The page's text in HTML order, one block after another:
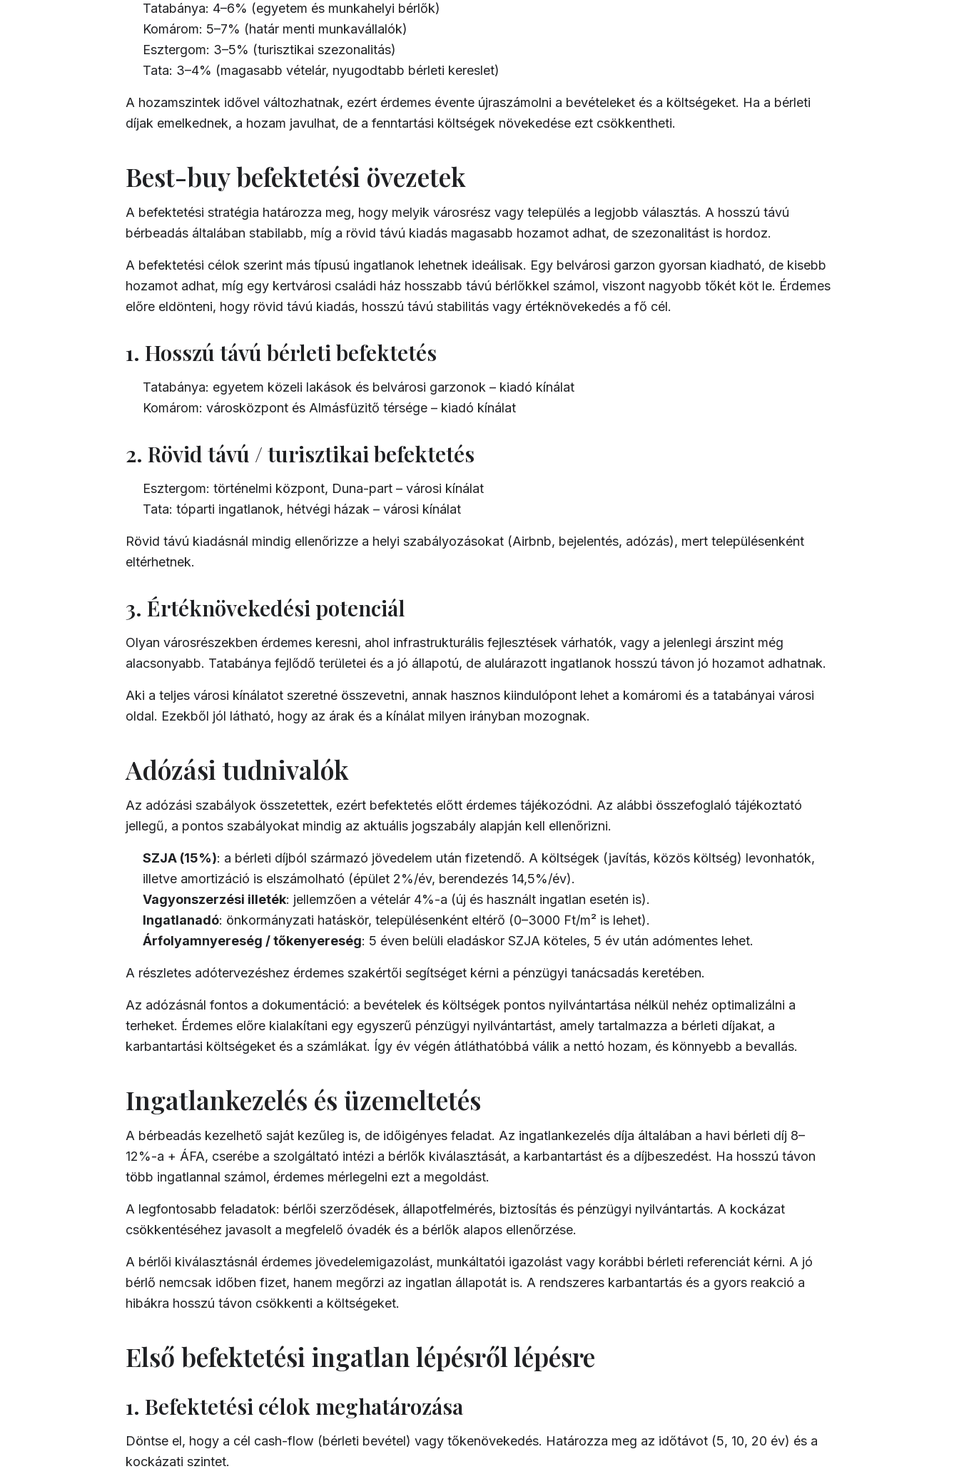
Tatabánya: 4–6% (egyetem és munkahelyi bérlők)
Komárom: 5–7% (határ menti munkavállalók)
Esztergom: 3–5% (turisztikai szezonalitás)
Tata: 3–4% (magasabb vételár, nyugodtabb bérleti kereslet)
A hozamszintek idővel változhatnak, ezért érdemes évente újraszámolni a bevételeket és a költségeket. Ha a bérleti
díjak emelkednek, a hozam javulhat, de a fenntartási költségek növekedése ezt csökkentheti.
Best-buy befektetési övezetek
A befektetési stratégia határozza meg, hogy melyik városrész vagy település a legjobb választás. A hosszú távú
bérbeadás általában stabilabb, míg a rövid távú kiadás magasabb hozamot adhat, de szezonalitást is hordoz.
A befektetési célok szerint más típusú ingatlanok lehetnek ideálisak. Egy belvárosi garzon gyorsan kiadható, de kisebb
hozamot adhat, míg egy kertvárosi családi ház hosszabb távú bérlőkkel számol, viszont nagyobb tőkét köt le. Érdemes
előre eldönteni, hogy rövid távú kiadás, hosszú távú stabilitás vagy értéknövekedés a fő cél.
1. Hosszú távú bérleti befektetés
Tatabánya: egyetem közeli lakások és belvárosi garzonok – kiadó kínálat
Komárom: városközpont és Almásfüzitő térsége – kiadó kínálat
2. Rövid távú / turisztikai befektetés
Esztergom: történelmi központ, Duna-part – városi kínálat
Tata: tóparti ingatlanok, hétvégi házak – városi kínálat
Rövid távú kiadásnál mindig ellenőrizze a helyi szabályozásokat (Airbnb, bejelentés, adózás), mert településenként
eltérhetnek.
3. Értéknövekedési potenciál
Olyan városrészekben érdemes keresni, ahol infrastrukturális fejlesztések várhatók, vagy a jelenlegi árszint még
alacsonyabb. Tatabánya fejlődő területei és a jó állapotú, de alulárazott ingatlanok hosszú távon jó hozamot adhatnak.
Aki a teljes városi kínálatot szeretné összevetni, annak hasznos kiindulópont lehet a komáromi és a tatabányai városi
oldal. Ezekből jól látható, hogy az árak és a kínálat milyen irányban mozognak.
Adózási tudnivalók
Az adózási szabályok összetettek, ezért befektetés előtt érdemes tájékozódni. Az alábbi összefoglaló tájékoztató
jellegű, a pontos szabályokat mindig az aktuális jogszabály alapján kell ellenőrizni.
SZJA (15%): a bérleti díjból származó jövedelem után fizetendő. A költségek (javítás, közös költség) levonhatók,
illetve amortizáció is elszámolható (épület 2%/év, berendezés 14,5%/év).
Vagyonszerzési illeték: jellemzően a vételár 4%-a (új és használt ingatlan esetén is).
Ingatlanadó: önkormányzati hatáskör, településenként eltérő (0–3000 Ft/m² is lehet).
Árfolyamnyereség / tőkenyereség: 5 éven belüli eladáskor SZJA köteles, 5 év után adómentes lehet.
A részletes adótervezéshez érdemes szakértői segítséget kérni a pénzügyi tanácsadás keretében.
Az adózásnál fontos a dokumentáció: a bevételek és költségek pontos nyilvántartása nélkül nehéz optimalizálni a
terheket. Érdemes előre kialakítani egy egyszerű pénzügyi nyilvántartást, amely tartalmazza a bérleti díjakat, a
karbantartási költségeket és a számlákat. Így év végén átláthatóbbá válik a nettó hozam, és könnyebb a bevallás.
Ingatlankezelés és üzemeltetés
A bérbeadás kezelhető saját kezűleg is, de időigényes feladat. Az ingatlankezelés díja általában a havi bérleti díj 8–
12%-a + ÁFA, cserébe a szolgáltató intézi a bérlők kiválasztását, a karbantartást és a díjbeszedést. Ha hosszú távon
több ingatlannal számol, érdemes mérlegelni ezt a megoldást.
A legfontosabb feladatok: bérlői szerződések, állapotfelmérés, biztosítás és pénzügyi nyilvántartás. A kockázat
csökkentéséhez javasolt a megfelelő óvadék és a bérlők alapos ellenőrzése.
A bérlői kiválasztásnál érdemes jövedelemigazolást, munkáltatói igazolást vagy korábbi bérleti referenciát kérni. A jó
bérlő nemcsak időben fizet, hanem megőrzi az ingatlan állapotát is. A rendszeres karbantartás és a gyors reakció a
hibákra hosszú távon csökkenti a költségeket.
Első befektetési ingatlan lépésről lépésre
1. Befektetési célok meghatározása
Döntse el, hogy a cél cash-flow (bérleti bevétel) vagy tőkenövekedés. Határozza meg az időtávot (5, 10, 20 év) és a
kockázati szintet.